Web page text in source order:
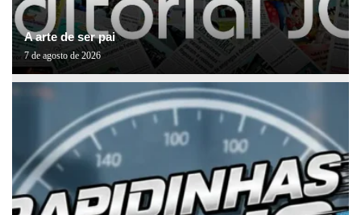
A arte de ser pai
7 de agosto de 2026